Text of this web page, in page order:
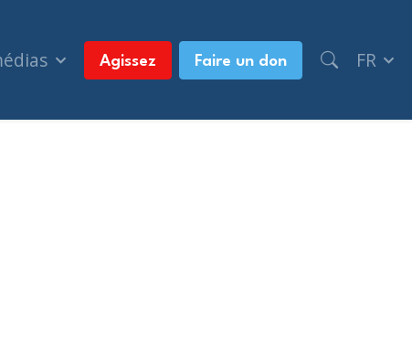
Agissez Faire un don FR
une alerte à la bombe massive (The